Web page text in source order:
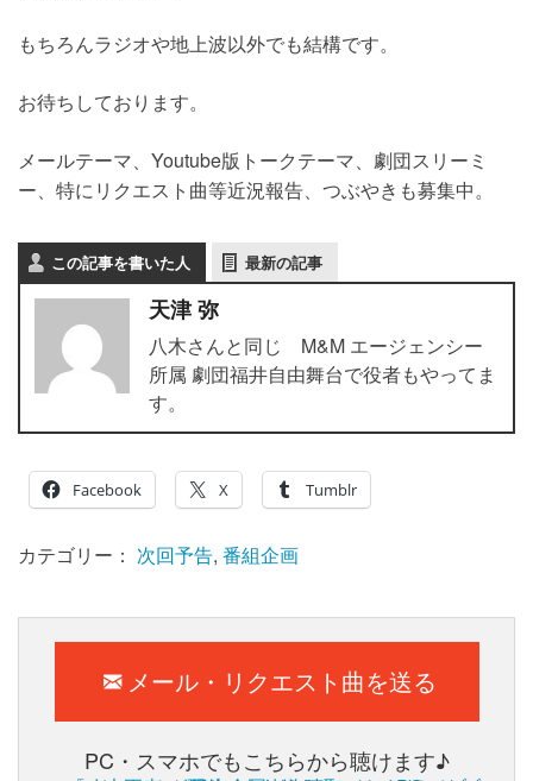
もちろんラジオや地上波以外でも結構です。
お待ちしております。
メールテーマ、Youtube版トークテーマ、劇団スリーミ
ー、特にリクエスト曲等近況報告、つぶやきも募集中。
この記事を書いた人 最新の記事
天津 弥
八木さんと同じ M&M エージェンシー
所属 劇団福井自由舞台で役者もやってま
す。
Facebook X Tumblr
カテゴリー： 次回予告, 番組企画
メール・リクエスト曲を送る
PC・スマホでもこちらから聴けます♪